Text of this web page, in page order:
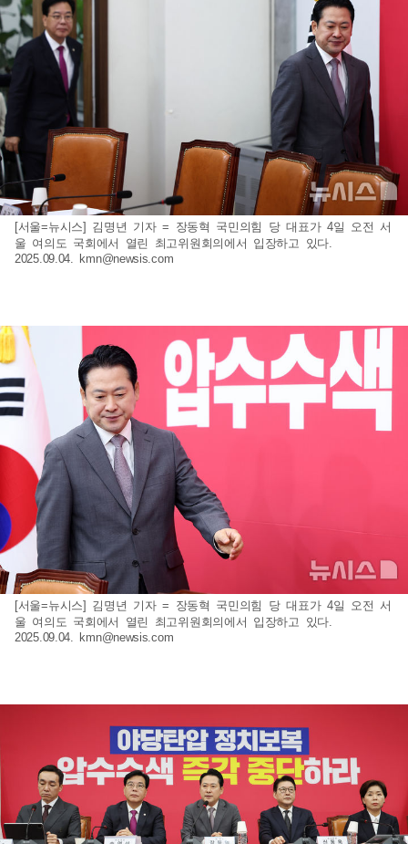
[서울=뉴시스] 김명년 기자 = 장동혁 국민의힘 당 대표가 4일 오전 서
울 여의도 국회에서 열린 최고위원회의에서 입장하고 있다.
2025.09.04. kmn@newsis.com
[서울=뉴시스] 김명년 기자 = 장동혁 국민의힘 당 대표가 4일 오전 서
울 여의도 국회에서 열린 최고위원회의에서 입장하고 있다.
2025.09.04. kmn@newsis.com